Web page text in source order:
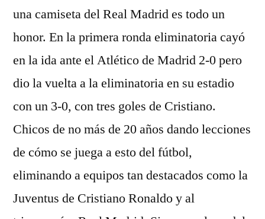
una camiseta del Real Madrid es todo un
honor. En la primera ronda eliminatoria cayó
en la ida ante el Atlético de Madrid 2-0 pero
dio la vuelta a la eliminatoria en su estadio
con un 3-0, con tres goles de Cristiano.
Chicos de no más de 20 años dando lecciones
de cómo se juega a esto del fútbol,
eliminando a equipos tan destacados como la
Juventus de Cristiano Ronaldo y al